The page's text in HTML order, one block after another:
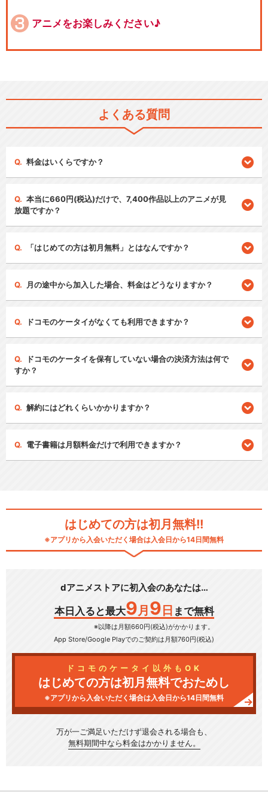
アニメをお楽しみください♪
よくある質問
料金はいくらですか？
本当に660円(税込)だけで、7,400作品以上のアニメが見
放題ですか？
「はじめての方は初月無料」とはなんですか？
月の途中から加入した場合、料金はどうなりますか？
ドコモのケータイがなくても利用できますか？
ドコモのケータイを保有していない場合の決済方法は何で
すか？
解約にはどれくらいかかりますか？
電子書籍は月額料金だけで利用できますか？
はじめての方は初月無料!!
※アプリから入会いただく場合は入会日から14日間無料
dアニメストアに初入会のあなたは…
本日入ると最大9 月 9 日 まで無料
※以降は月額660円(税込)がかかります。
App Store/Google Playでのご契約は月額760円(税込)
ドコモのケータイ以外もOK
はじめての方は初月無料でおためし
※アプリから入会いただく場合は入会日から14日間無料
万が一ご満足いただけず退会される場合も、
無料期間中なら料金はかかりません。